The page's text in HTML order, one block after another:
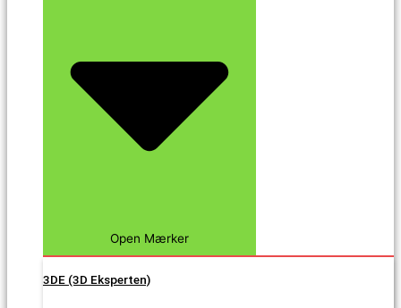
Open Mærker
3DE (3D Eksperten)